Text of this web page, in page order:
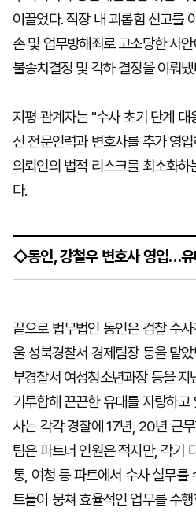
이끌었다. 직장 내 괴롭힘 신고를
손 및 업무방해죄로 고소당한 사
불송치결정 및 각하 결정을 이뤄냈
지평 관계자는 "수사 초기 단계 대
신 전문인력과 변호사를 추가 영
의뢰인의 법적 리스크를 최소화
다.
◇동인, 강철우 변호사 영입…유
끝으로 법무법인 동인은 검찰 수
울 성북경찰서 경제팀장 등을 맡
부경찰서 여성청소년과장 등을
기투합해 끈끈한 유대를 자랑하
사는 각각 경찰에 17년, 20년 근
팀은 파트너 인원은 적지만, 각기
통, 여청 등 파트에서 수사 실무를
트들이 뭉쳐 효율적인 업무를 수